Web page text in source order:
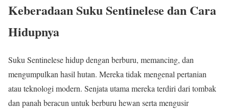
Keberadaan Suku Sentinelese dan Cara
Hidupnya
Suku Sentinelese hidup dengan berburu, memancing, dan
mengumpulkan hasil hutan. Mereka tidak mengenal pertanian
atau teknologi modern. Senjata utama mereka terdiri dari tombak
dan panah beracun untuk berburu hewan serta mengusir